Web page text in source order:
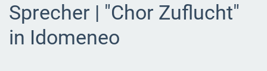
Sprecher | "Chor Zuflucht"
in Idomeneo